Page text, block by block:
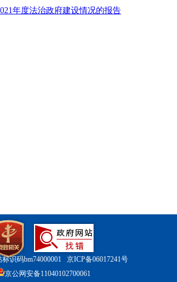
年度法治政府建设情况的报告
标识码bm74000001 京ICP备06017241号
京公网安备11040102700061